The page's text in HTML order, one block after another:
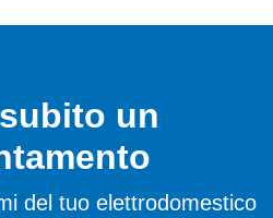
un
del tuo elettrodomestico